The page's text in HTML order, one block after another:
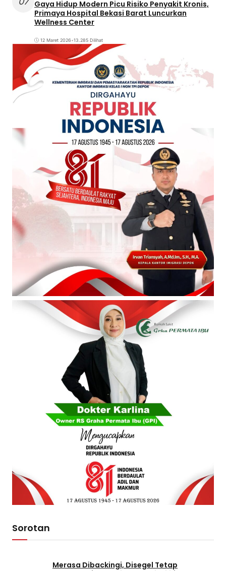
Gaya Hidup Modern Picu Risiko Penyakit Kronis,
Primaya Hospital Bekasi Barat Luncurkan
Wellness Center
12 Maret 2026•13.285 Dilihat
Sorotan
Merasa Dibackingi, Disegel Tetap